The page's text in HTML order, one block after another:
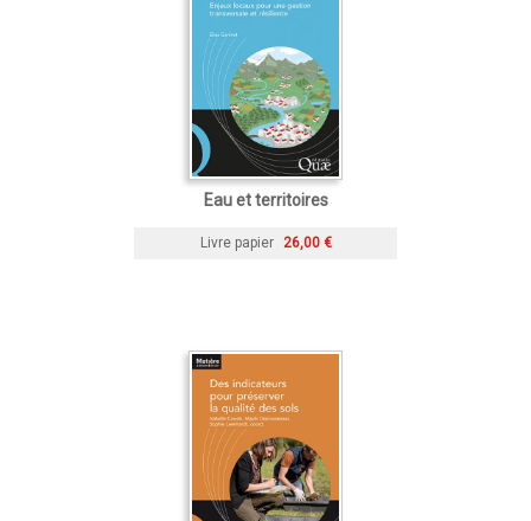
Eau et territoires
Livre papier 26,00 €